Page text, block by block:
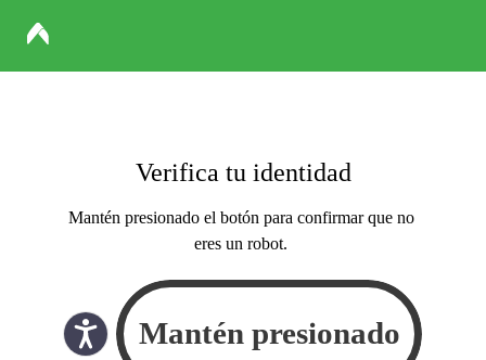
Verifica tu identidad
Mantén presionado el botón para confirmar que no
eres un robot.